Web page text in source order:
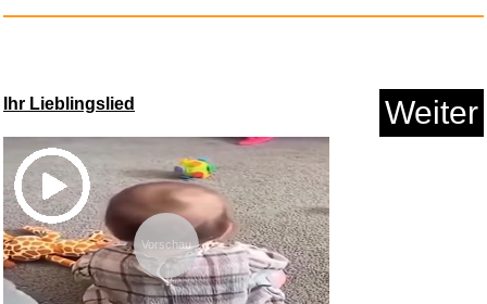
Ihr Lieblingslied Weiter
Vorschau